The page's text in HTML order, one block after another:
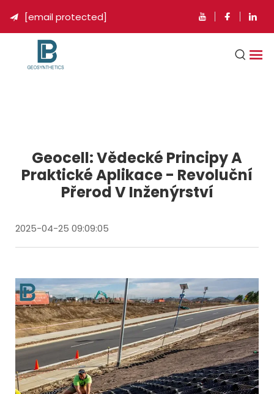
 [email protected]
Geocell: Vědecké Principy A
Praktické Aplikace - Revoluční
Přerod V Inženýrství
2025-04-25 09:09:05